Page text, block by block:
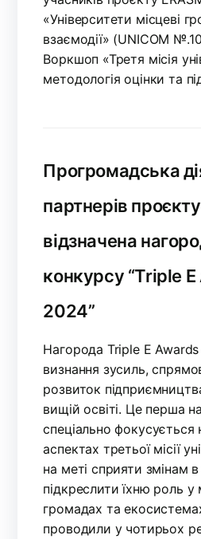
«Університети місцеві
взаємодії» (UNICOM
Воркшоп «Третя місія
методологія оцінки та
Прогромадська
партнерів
відзначена
конкурсу “Triple
2024”
Нагорода Triple E Awards
визнання зусиль,
розвиток
вищій освіті. Це перша
спеціально фокусується
аспектах третьої місії
на меті сприяти змінам
підкреслити їхню роль у
громадах та
проводили у чотирьох